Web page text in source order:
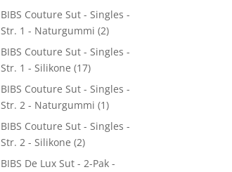
BIBS Couture Sut - Singles -
Str. 1 - Naturgummi (2)
BIBS Couture Sut - Singles -
Str. 1 - Silikone (17)
BIBS Couture Sut - Singles -
Str. 2 - Naturgummi (1)
BIBS Couture Sut - Singles -
Str. 2 - Silikone (2)
BIBS De Lux Sut - 2-Pak -